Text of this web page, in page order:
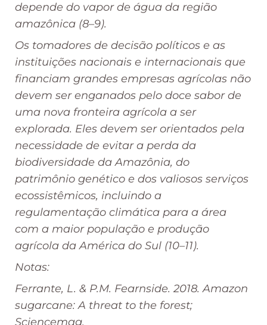
depende do vapor de água da região
amazônica (8–9).
Os tomadores de decisão políticos e as
instituições nacionais e internacionais que
financiam grandes empresas agrícolas não
devem ser enganados pelo doce sabor de
uma nova fronteira agrícola a ser
explorada. Eles devem ser orientados pela
necessidade de evitar a perda da
biodiversidade da Amazônia, do
patrimônio genético e dos valiosos serviços
ecossistêmicos, incluindo a
regulamentação climática para a área
com a maior população e produção
agrícola da América do Sul (10–11).
Notas:
Ferrante, L. & P.M. Fearnside. 2018.Amazon
sugarcane: A threat to the forest;
Sciencemag.